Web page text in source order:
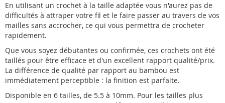
En utilisant un crochet à la taille adaptée vous n'aurez pas de
difficultés à attraper votre fil et le faire passer au travers de vos
mailles sans accrocher, ce qui vous permettra de crocheter
rapidement.
Que vous soyez débutantes ou confirmée, ces crochets ont été
taillés pour être efficace et d'un excellent rapport qualité/prix.
La différence de qualité par rapport au bambou est
immédiatement perceptible : la finition est parfaite.
Disponible en 6 tailles, de 5.5 à 10mm. Pour les tailles plus